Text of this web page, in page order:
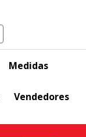
Medidas
Vendedores